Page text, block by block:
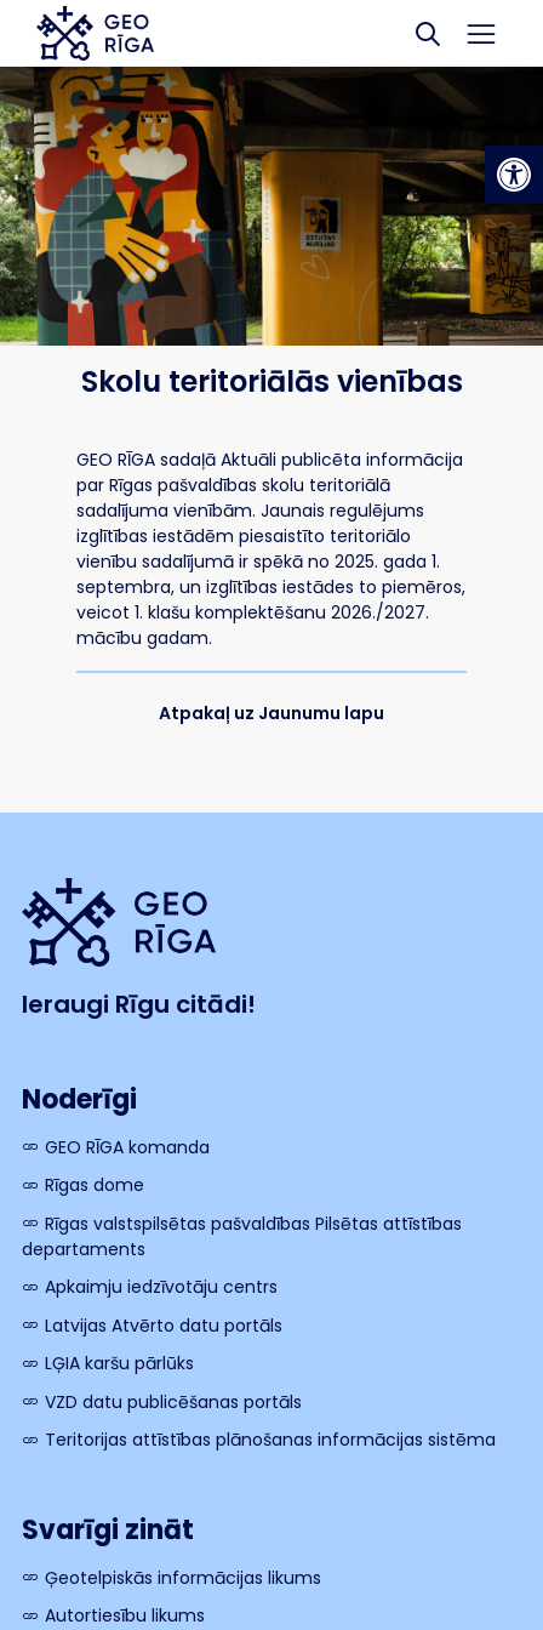
Skip to main content
Skolu teritoriālās vienības
GEO RĪGA sadaļā Aktuāli publicēta informācija
par Rīgas pašvaldības skolu teritoriālā
sadalījuma vienībām. Jaunais regulējums
izglītības iestādēm piesaistīto teritoriālo
vienību sadalījumā ir spēkā no 2025. gada 1.
septembra, un izglītības iestādes to piemēros,
veicot 1. klašu komplektēšanu 2026./2027.
mācību gadam.
Atpakaļ uz Jaunumu lapu
Ieraugi Rīgu citādi!
Noderīgi
GEO RĪGA komanda
Rīgas dome
Rīgas valstspilsētas pašvaldības Pilsētas attīstības
departaments
Apkaimju iedzīvotāju centrs
Latvijas Atvērto datu portāls
LĢIA karšu pārlūks
VZD datu publicēšanas portāls
Teritorijas attīstības plānošanas informācijas sistēma
Svarīgi zināt
Ģeotelpiskās informācijas likums
Autortiesību likums